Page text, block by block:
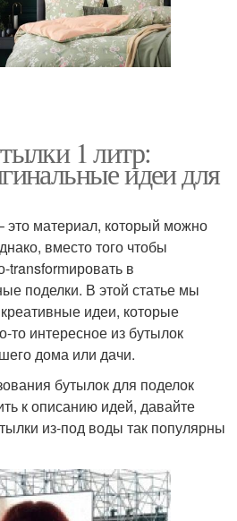
1 литр:
идеи для
это материал, который можно
вместо того чтобы
в
поделки. В этой статье мы
идеи, которые
то интересное из бутылок
дома или дачи.
бутылок для поделок
к описанию идей, давайте
из-под воды так популярны